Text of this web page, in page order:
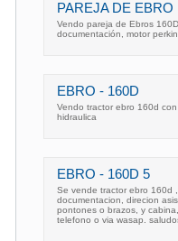
PAREJA DE EBRO
Vendo pareja de Ebros
documentación, motor
EBRO - 160D
Vendo tractor ebro 160d
hidraulica
EBRO - 160D 5
Se vende tractor ebro 160d
documentacion, direcion
pontones o brazos, y
telefono o via wasap.